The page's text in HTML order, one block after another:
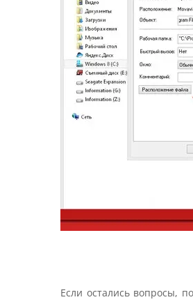
Если остались вопросы,